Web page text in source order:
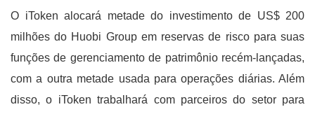
O iToken alocará metade do investimento de US$ 200
milhões do Huobi Group em reservas de risco para suas
funções de gerenciamento de patrimônio recém-lançadas,
com a outra metade usada para operações diárias. Além
disso, o iToken trabalhará com parceiros do setor para